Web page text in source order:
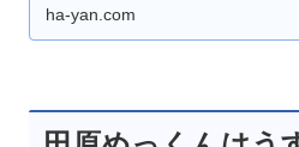
ha-yan.com